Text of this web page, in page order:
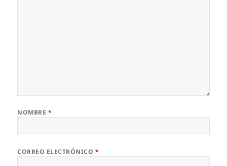
NOMBRE *
CORREO ELECTRÓNICO *